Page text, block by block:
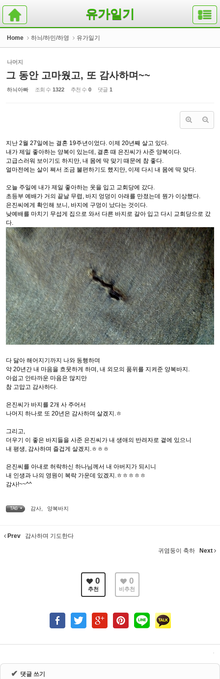
유가일기
Home 하늬/하민/하영 유가일기
나머지
그 동안 고마웠고, 또 감사하며~~
하늬아빠 조회 수 1322 추천 수 0 댓글 1
지난 2월 27일에는 결혼 19주년이었다. 이제 20년째 살고 있다.
내가 제일 좋아하는 양복이 있는데, 결혼 때 은진씨가 사준 양복이다.
고급스러워 보이기도 하지만, 내 몸에 딱 맞기 때문에 참 좋다.
얼마전에는 살이 쪄서 조금 불편하기도 했지만, 이제 다시 내 몸에 딱 맞다.
오늘 주일에 내가 제일 좋아하는 옷을 입고 교회당에 갔다.
초등부 예배가 거의 끝날 무렵, 바지 엉덩이 아래를 만졌는데 뭔가 이상했다.
은진씨에게 확인해 보니, 바지에 구멍이 났다는 것이다.
낮예배를 마치기 무섭게 집으로 와서 다른 바지로 갈아 입고 다시 교회당으로 갔
다.
다 닳아 해어지기까지 나와 동행하며
약 20년간 내 마음을 흐뭇하게 하며, 내 외모의 품위를 지켜준 양복바지.
아쉽고 안타까운 마음은 많지만
참 고맙고 감사하다.
은진씨가 바지를 2개 사 주어서
나머지 하나로 또 20년은 감사하며 살겠지.ㅎ
그리고,
더우기 이 좋은 바지들을 사준 은진씨가 내 생애의 반려자로 곁에 있으니
내 평생, 감사하며 즐겁게 살겠지.ㅎㅎㅎ
은진씨를 아내로 허락하신 하나님께서 내 아버지가 되시니
내 인생과 나의 영원이 복락 가운데 있겠지.ㅎㅎㅎㅎㅎ
감사!~~^^
TAG • 감사 양복바지
Prev 감사하며 기도한다
귀염둥이 축하 Next
0
추천
0
비추천
✔ 댓글 쓰기